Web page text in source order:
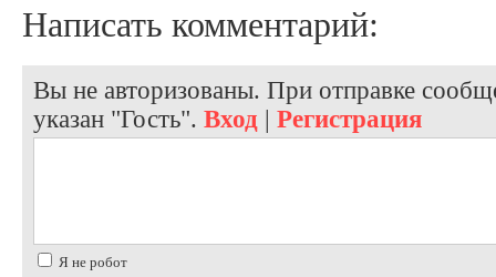
Написать комментарий:
Вы не авторизованы. При отправке
указан "Гость". Вход | Регистрация
Я не робот